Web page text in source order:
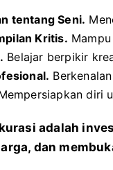
tentang Seni.
Kritis.
Belajar berpikir
diri
adalah
dan